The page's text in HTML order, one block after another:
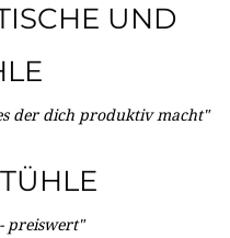
UND
der dich produktiv macht"
preiswert"